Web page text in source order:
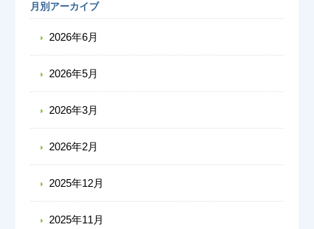
月別アーカイブ
2026年6月
2026年5月
2026年3月
2026年2月
2025年12月
2025年11月